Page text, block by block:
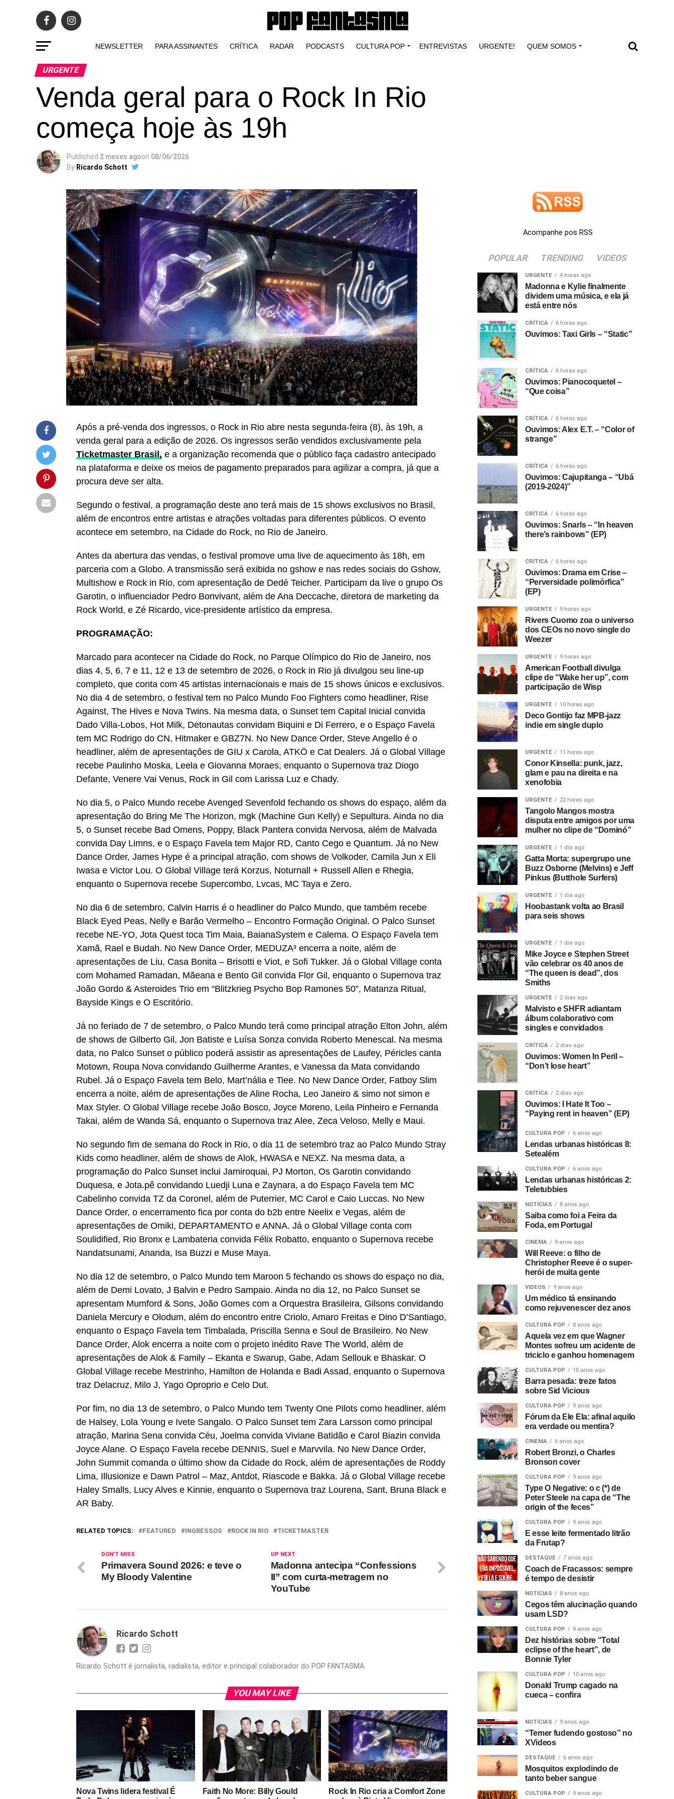
NEWSLETTER PARA ASSINANTES CRÍTICA RADAR PODCASTS CULTURA POP ENTREVISTAS URGENTE! QUEM SOMOS
URGENTE
Venda geral para o Rock In Rio
começa hoje às 19h
Published 2 meses agoon 08/06/2026
By Ricardo Schott
Após a pré-venda dos ingressos, o Rock in Rio abre nesta segunda-feira (8), às 19h, a
venda geral para a edição de 2026. Os ingressos serão vendidos exclusivamente pela
Ticketmaster Brasil, e a organização recomenda que o público faça cadastro antecipado
na plataforma e deixe os meios de pagamento preparados para agilizar a compra, já que a
procura deve ser alta.
Segundo o festival, a programação deste ano terá mais de 15 shows exclusivos no Brasil,
além de encontros entre artistas e atrações voltadas para diferentes públicos. O evento
acontece em setembro, na Cidade do Rock, no Rio de Janeiro.
Antes da abertura das vendas, o festival promove uma live de aquecimento às 18h, em
parceria com a Globo. A transmissão será exibida no gshow e nas redes sociais do Gshow,
Multishow e Rock in Rio, com apresentação de Dedé Teicher. Participam da live o grupo Os
Garotin, o influenciador Pedro Bonvivant, além de Ana Deccache, diretora de marketing da
Rock World, e Zé Ricardo, vice-presidente artístico da empresa.
PROGRAMAÇÃO:
Marcado para acontecer na Cidade do Rock, no Parque Olímpico do Rio de Janeiro, nos
dias 4, 5, 6, 7 e 11, 12 e 13 de setembro de 2026, o Rock in Rio já divulgou seu line-up
completo, que conta com 45 artistas internacionais e mais de 15 shows únicos e exclusivos.
No dia 4 de setembro, o festival tem no Palco Mundo Foo Fighters como headliner, Rise
Against, The Hives e Nova Twins. Na mesma data, o Sunset tem Capital Inicial convida
Dado Villa-Lobos, Hot Milk, Detonautas convidam Biquini e Di Ferrero, e o Espaço Favela
tem MC Rodrigo do CN, Hitmaker e GBZ7N. No New Dance Order, Steve Angello é o
headliner, além de apresentações de GIU x Carola, ATKÖ e Cat Dealers. Já o Global Village
recebe Paulinho Moska, Leela e Giovanna Moraes, enquanto o Supernova traz Diogo
Defante, Venere Vai Venus, Rock in Gil com Larissa Luz e Chady.
No dia 5, o Palco Mundo recebe Avenged Sevenfold fechando os shows do espaço, além da
apresentação do Bring Me The Horizon, mgk (Machine Gun Kelly) e Sepultura. Ainda no dia
5, o Sunset recebe Bad Omens, Poppy, Black Pantera convida Nervosa, além de Malvada
convida Day Limns, e o Espaço Favela tem Major RD, Canto Cego e Quantum. Já no New
Dance Order, James Hype é a principal atração, com shows de Volkoder, Camila Jun x Eli
Iwasa e Victor Lou. O Global Village terá Korzus, Noturnall + Russell Allen e Rhegia,
enquanto o Supernova recebe Supercombo, Lvcas, MC Taya e Zero.
No dia 6 de setembro, Calvin Harris é o headliner do Palco Mundo, que também recebe
Black Eyed Peas, Nelly e Barão Vermelho – Encontro Formação Original. O Palco Sunset
recebe NE-YO, Jota Quest toca Tim Maia, BaianaSystem e Calema. O Espaço Favela tem
Xamã, Rael e Budah. No New Dance Order, MEDUZA³ encerra a noite, além de
apresentações de Liu, Casa Bonita – Brisotti e Viot, e Sofi Tukker. Já o Global Village conta
com Mohamed Ramadan, Mãeana e Bento Gil convida Flor Gil, enquanto o Supernova traz
João Gordo & Asteroides Trio em “Blitzkrieg Psycho Bop Ramones 50”, Matanza Ritual,
Bayside Kings e O Escritório.
Já no feriado de 7 de setembro, o Palco Mundo terá como principal atração Elton John, além
de shows de Gilberto Gil, Jon Batiste e Luísa Sonza convida Roberto Menescal. Na mesma
data, no Palco Sunset o público poderá assistir as apresentações de Laufey, Péricles canta
Motown, Roupa Nova convidando Guilherme Arantes, e Vanessa da Mata convidando
Rubel. Já o Espaço Favela tem Belo, Mart’nália e Tiee. No New Dance Order, Fatboy Slim
encerra a noite, além de apresentações de Aline Rocha, Leo Janeiro & simo not simon e
Max Styler. O Global Village recebe João Bosco, Joyce Moreno, Leila Pinheiro e Fernanda
Takai, além de Wanda Sá, enquanto o Supernova traz Alee, Zeca Veloso, Melly e Maui.
No segundo fim de semana do Rock in Rio, o dia 11 de setembro traz ao Palco Mundo Stray
Kids como headliner, além de shows de Alok, HWASA e NEXZ. Na mesma data, a
programação do Palco Sunset inclui Jamiroquai, PJ Morton, Os Garotin convidando
Duquesa, e Jota.pê convidando Luedji Luna e Zaynara, a do Espaço Favela tem MC
Cabelinho convida TZ da Coronel, além de Puterrier, MC Carol e Caio Luccas. No New
Dance Order, o encerramento fica por conta do b2b entre Neelix e Vegas, além de
apresentações de Omiki, DEPARTAMENTO e ANNA. Já o Global Village conta com
Soulidified, Rio Bronx e Lambateria convida Félix Robatto, enquanto o Supernova recebe
Nandatsunami, Ananda, Isa Buzzi e Muse Maya.
No dia 12 de setembro, o Palco Mundo tem Maroon 5 fechando os shows do espaço no dia,
além de Demi Lovato, J Balvin e Pedro Sampaio. Ainda no dia 12, no Palco Sunset se
apresentam Mumford & Sons, João Gomes com a Orquestra Brasileira, Gilsons convidando
Daniela Mercury e Olodum, além do encontro entre Criolo, Amaro Freitas e Dino D’Santiago,
enquanto o Espaço Favela tem Timbalada, Priscilla Senna e Soul de Brasileiro. No New
Dance Order, Alok encerra a noite com o projeto inédito Rave The World, além de
apresentações de Alok & Family – Ekanta e Swarup, Gabe, Adam Sellouk e Bhaskar. O
Global Village recebe Mestrinho, Hamilton de Holanda e Badi Assad, enquanto o Supernova
traz Delacruz, Milo J, Yago Oproprio e Celo Dut.
Por fim, no dia 13 de setembro, o Palco Mundo tem Twenty One Pilots como headliner, além
de Halsey, Lola Young e Ivete Sangalo. O Palco Sunset tem Zara Larsson como principal
atração, Marina Sena convida Céu, Joelma convida Viviane Batidão e Carol Biazin convida
Joyce Alane. O Espaço Favela recebe DENNIS, Suel e Marvvila. No New Dance Order,
John Summit comanda o último show da Cidade do Rock, além de apresentações de Roddy
Lima, Illusionize e Dawn Patrol – Maz, Antdot, Riascode e Bakka. Já o Global Village recebe
Haley Smalls, Lucy Alves e Kinnie, enquanto o Supernova traz Lourena, Sant, Bruna Black e
AR Baby.
RELATED TOPICS: FEATURED INGRESSOS ROCK IN RIO TICKETMASTER
UP NEXT
Madonna antecipa “Confessions
II” com curta-metragem no
YouTube
DON'T MISS
Primavera Sound 2026: e teve o
My Bloody Valentine
Ricardo Schott
Ricardo Schott é jornalista, radialista, editor e principal colaborador do POP FANTASMA.
YOU MAY LIKE
Nova Twins lidera festival É
Faith No More: Billy Gould
Rock In Rio cria a Comfort Zone
Acompanhe pos RSS
POPULAR TRENDING VIDEOS
URGENTE 4 horas ago
Madonna e Kylie finalmente
dividem uma música, e ela já
está entre nós
CRÍTICA 6 horas ago
Ouvimos: Taxi Girls – “Static”
CRÍTICA 6 horas ago
Ouvimos: Pianocoquetel –
“Que coisa”
CRÍTICA 6 horas ago
Ouvimos: Alex E.T. – “Color of
strange”
CRÍTICA 6 horas ago
Ouvimos: Cajupitanga – “Ubá
(2019-2024)”
CRÍTICA 6 horas ago
Ouvimos: Snarls – “In heaven
there’s rainbows” (EP)
CRÍTICA 6 horas ago
Ouvimos: Drama em Crise –
“Perversidade polimórfica”
(EP)
URGENTE 9 horas ago
Rivers Cuomo zoa o universo
dos CEOs no novo single do
Weezer
URGENTE 9 horas ago
American Football divulga
clipe de “Wake her up”, com
participação de Wisp
URGENTE 10 horas ago
Deco Gontijo faz MPB-jazz
indie em single duplo
URGENTE 11 horas ago
Conor Kinsella: punk, jazz,
glam e pau na direita e na
xenofobia
URGENTE 22 horas ago
Tangolo Mangos mostra
disputa entre amigos por uma
mulher no clipe de “Dominó”
URGENTE 1 dia ago
Gatta Morta: supergrupo une
Buzz Osborne (Melvins) e Jeff
Pinkus (Butthole Surfers)
URGENTE 1 dia ago
Hoobastank volta ao Brasil
para seis shows
URGENTE 1 dia ago
Mike Joyce e Stephen Street
vão celebrar os 40 anos de
“The queen is dead”, dos
Smiths
URGENTE 2 dias ago
Malvisto e SHFR adiantam
álbum colaborativo com
singles e convidados
CRÍTICA 2 dias ago
Ouvimos: Women In Peril –
“Don’t lose heart”
CRÍTICA 2 dias ago
Ouvimos: I Hate It Too –
“Paying rent in heaven” (EP)
CULTURA POP 6 anos ago
Lendas urbanas históricas 8:
Setealém
CULTURA POP 6 anos ago
Lendas urbanas históricas 2:
Teletubbies
NOTÍCIAS 8 anos ago
Saiba como foi a Feira da
Foda, em Portugal
CINEMA 9 anos ago
Will Reeve: o filho de
Christopher Reeve é o super-
herói de muita gente
VIDEOS 9 anos ago
Um médico tá ensinando
como rejuvenescer dez anos
CULTURA POP 8 anos ago
Aquela vez em que Wagner
Montes sofreu um acidente de
triciclo e ganhou homenagem
CULTURA POP 10 anos ago
Barra pesada: treze fatos
sobre Sid Vicious
CULTURA POP 9 anos ago
Fórum da Ele Ela: afinal aquilo
era verdade ou mentira?
CINEMA 6 anos ago
Robert Bronzi, o Charles
Bronson cover
CULTURA POP 9 anos ago
Type O Negative: o c (*) de
Peter Steele na capa de “The
origin of the feces”
CULTURA POP 9 anos ago
E esse leite fermentado litrão
da Frutap?
DESTAQUE 7 anos ago
Coach de Fracassos: sempre
é tempo de desistir
NOTÍCIAS 8 anos ago
Cegos têm alucinação quando
usam LSD?
CULTURA POP 9 anos ago
Dez histórias sobre “Total
eclipse of the heart”, de
Bonnie Tyler
CULTURA POP 10 anos ago
Donald Trump cagado na
cueca – confira
NOTÍCIAS 9 anos ago
“Temer fudendo gostoso” no
XVideos
DESTAQUE 6 anos ago
Mosquitos explodindo de
tanto beber sangue
CULTURA POP 9 anos ago